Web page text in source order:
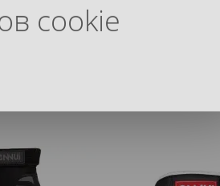
cookie